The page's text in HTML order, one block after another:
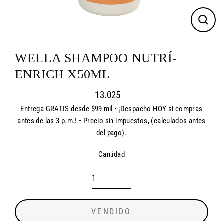
WELLA SHAMPOO NUTRÍ-
ENRICH X50ML
Precio
habitual
13.025
Entrega GRATIS desde $99 mil • ¡Despacho HOY si compras
antes de las 3 p.m.! • Precio sin impuestos, (calculados antes
del pago).
Cantidad
VENDIDO